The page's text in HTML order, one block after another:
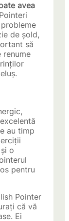
avea
de șold,
să
renume
au timp
o
pentru
Pointer
că vă
Ei